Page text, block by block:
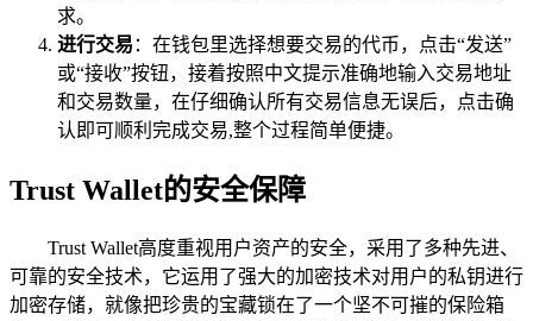
求。
进行交易 ：在钱包里选择想要交易的代币，点击“发送”
或“接收”按钮，接着按照中文提示准确地输入交易地址
和交易数量，在仔细确认所有交易信息无误后，点击确
认即可顺利完成交易,整个过程简单便捷。
Trust Wallet的安全保障
Trust Wallet高度重视用户资产的安全，采用了多种先进、
可靠的安全技术，它运用了强大的加密技术对用户的私钥进行
加密存储，就像把珍贵的宝藏锁在了一个坚不可摧的保险箱